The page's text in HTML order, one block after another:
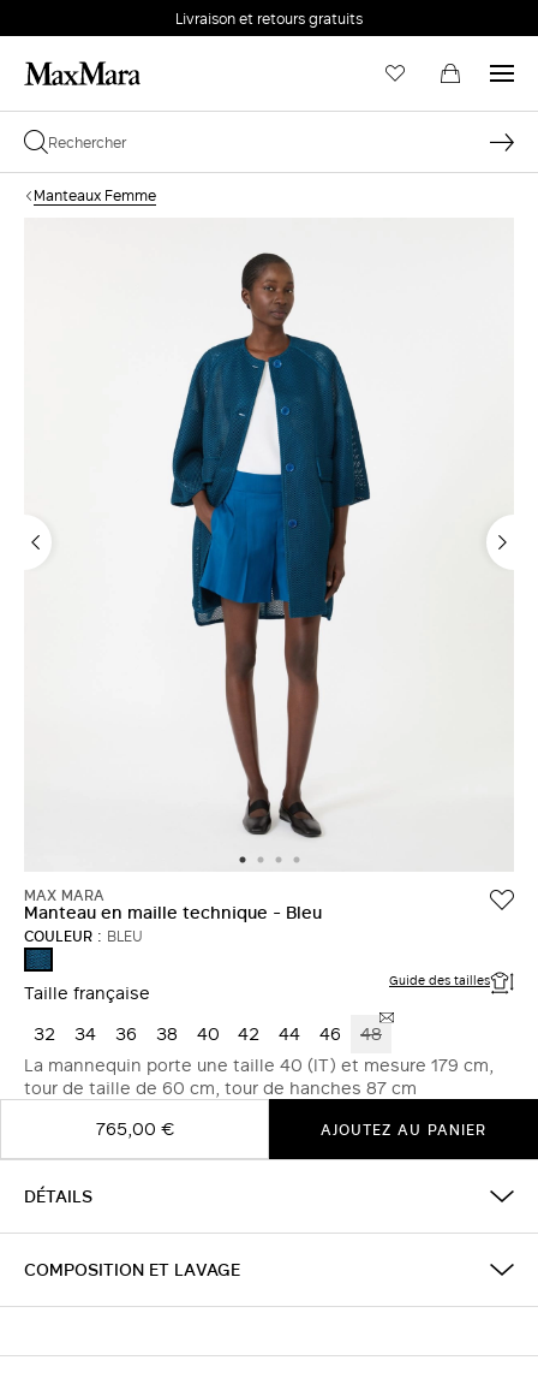
Livraison et retours gratuits
Manteaux Femme
MAX MARA
Manteau en maille technique - Bleu
COULEUR : BLEU
BLEU
Taille française Guide des tailles
32 34 36 38 40 42 44 46
48
La mannequin porte une taille 40 (IT) et mesure 179 cm,
tour de taille de 60 cm, tour de hanches 87 cm
765,00 €
AJOUTEZ AU PANIER
DÉTAILS
COMPOSITION ET LAVAGE